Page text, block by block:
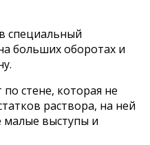
специальный
больших оборотах и
стене, которая не
раствора, на ней
выступы и